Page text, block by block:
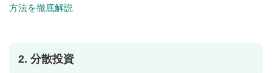
方法を徹底解説
2. 分散投資